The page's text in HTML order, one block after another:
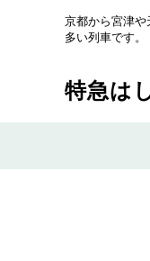
京都から宮津
多い列車です。
特急は